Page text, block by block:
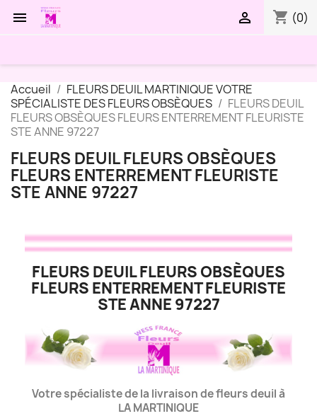
 shopping_cart (0)

Accueil
FLEURS DEUIL MARTINIQUE VOTRE
SPÉCIALISTE DES FLEURS OBSÈQUES
FLEURS DEUIL
FLEURS OBSÈQUES FLEURS ENTERREMENT FLEURISTE
STE ANNE 97227
FLEURS DEUIL FLEURS OBSÈQUES
FLEURS ENTERREMENT FLEURISTE
STE ANNE 97227
FLEURS DEUIL FLEURS OBSÈQUES
FLEURS ENTERREMENT FLEURISTE
STE ANNE 97227
Votre spécialiste de la livraison de fleurs deuil à
LA MARTINIQUE